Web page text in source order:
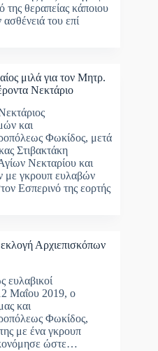
της θεραπείας κάποιου
του επί
μιλά για τον Μητρ.
Νεκτάριο
και
Φωκίδος, μετά
Στιβακτάκη
Νεκταρίου και
με γκρουπ ευλαβών
Εσπερινό της εορτής
Αρχιεπισκόπων
ευλαβικοί
Μαΐου 2019, ο
και
Φωκίδος,
με ένα γκρουπ
ώστε…